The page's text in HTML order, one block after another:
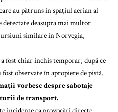
au pătruns în spațiul aerian al
deasupra mai multor
similare în Norvegia,
fost chiar închis temporar, după ce
observate în apropiere de pistă.
vorbesc despre sabotaje
de transport.